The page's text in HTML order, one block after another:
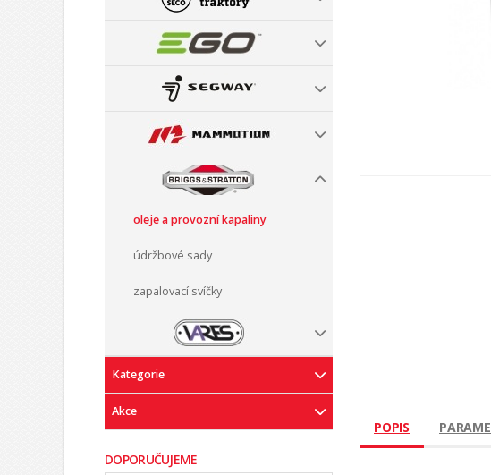
oleje a provozní kapaliny
údržbové sady
zapalovací svíčky
Kategorie
Akce
DOPORUČUJEME
POPIS